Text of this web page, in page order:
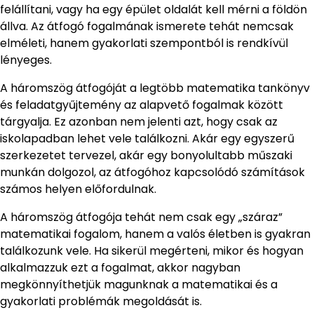
felállítani, vagy ha egy épület oldalát kell mérni a földön
állva. Az átfogó fogalmának ismerete tehát nemcsak
elméleti, hanem gyakorlati szempontból is rendkívül
lényeges.
A háromszög átfogóját a legtöbb matematika tankönyv
és feladatgyűjtemény az alapvető fogalmak között
tárgyalja. Ez azonban nem jelenti azt, hogy csak az
iskolapadban lehet vele találkozni. Akár egy egyszerű
szerkezetet tervezel, akár egy bonyolultabb műszaki
munkán dolgozol, az átfogóhoz kapcsolódó számítások
számos helyen előfordulnak.
A háromszög átfogója tehát nem csak egy „száraz”
matematikai fogalom, hanem a valós életben is gyakran
találkozunk vele. Ha sikerül megérteni, mikor és hogyan
alkalmazzuk ezt a fogalmat, akkor nagyban
megkönnyíthetjük magunknak a matematikai és a
gyakorlati problémák megoldását is.